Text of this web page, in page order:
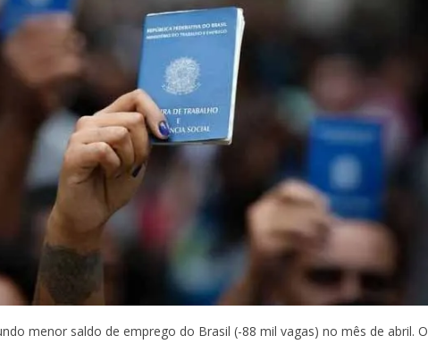
menor saldo de emprego do Brasil (-88 mil vagas) no mês de abril. O